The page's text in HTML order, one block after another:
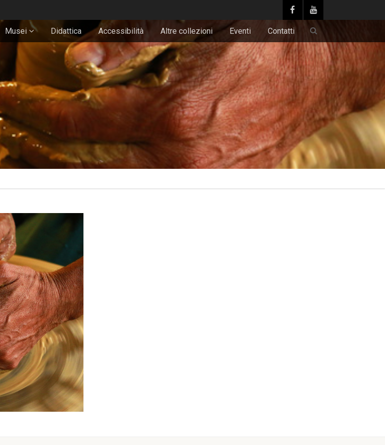
Musei Didattica Accessibilità Altre collezioni Eventi Contatti